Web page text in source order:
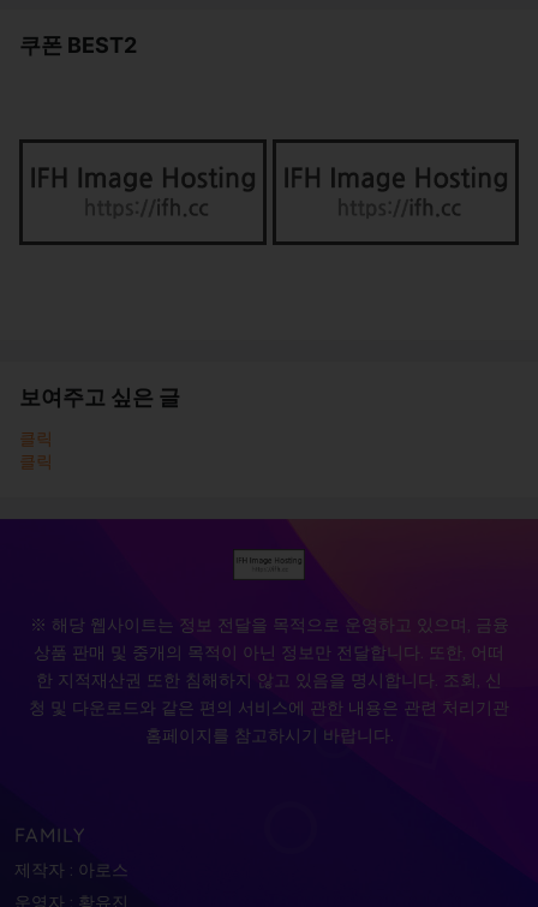
쿠폰 BEST2
보여주고 싶은 글
클릭
클릭
※ 해당 웹사이트는 정보 전달을 목적으로 운영하고 있으며, 금융
상품 판매 및 중개의 목적이 아닌 정보만 전달합니다. 또한, 어떠
한 지적재산권 또한 침해하지 않고 있음을 명시합니다. 조회, 신
청 및 다운로드와 같은 편의 서비스에 관한 내용은 관련 처리기관
홈페이지를 참고하시기 바랍니다.
FAMILY
제작자 : 아로스
운영자 : 황유진